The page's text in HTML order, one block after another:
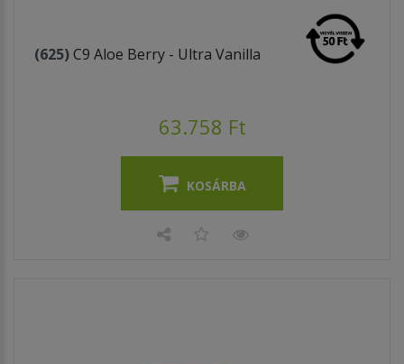
(625)C9 Aloe Berry - Ultra Vanilla
63.758 Ft
KOSÁRBA